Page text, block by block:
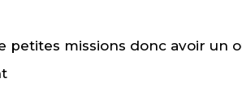
petites missions donc avoir un